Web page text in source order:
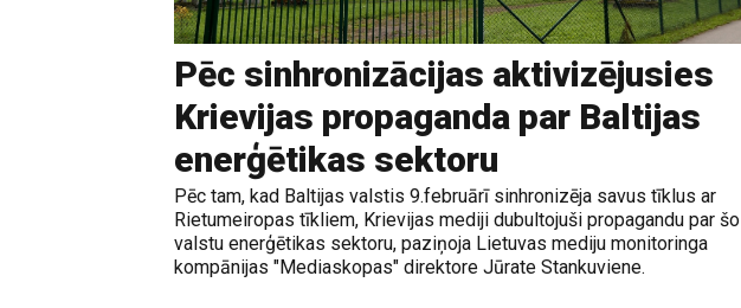
Pēc sinhronizācijas aktivizējusies
Krievijas propaganda par Baltijas
enerģētikas sektoru
Pēc tam, kad Baltijas valstis 9.februārī sinhronizēja savus tīklus ar
Rietumeiropas tīkliem, Krievijas mediji dubultojuši propagandu par šo
valstu enerģētikas sektoru, paziņoja Lietuvas mediju monitoringa
kompānijas "Mediaskopas" direktore Jūrate Stankuviene.